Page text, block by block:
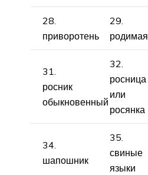
28.
приворотень
29.
родимая
31.
росник
обыкновенный
32.
росница
или
росянка
34.
шапошник
35.
свиные
языки